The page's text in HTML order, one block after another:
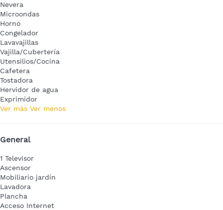
Nevera
Microondas
Horno
Congelador
Lavavajillas
Vajilla/Cubertería
Utensilios/Cocina
Cafetera
Tostadora
Hervidor de agua
Exprimidor
Ver más Ver menos
General
1 Televisor
Ascensor
Mobiliario jardín
Lavadora
Plancha
Acceso Internet